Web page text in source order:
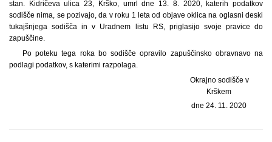
stan. Kidričeva ulica 23, Krško, umrl dne 13. 8. 2020, katerih podatkov
sodišče nima, se pozivajo, da v roku 1 leta od objave oklica na oglasni deski
tukajšnjega sodišča in v Uradnem listu RS, priglasijo svoje pravice do
zapuščine.
Po poteku tega roka bo sodišče opravilo zapuščinsko obravnavo na
podlagi podatkov, s katerimi razpolaga.
Okrajno sodišče v
Krškem
dne 24. 11. 2020